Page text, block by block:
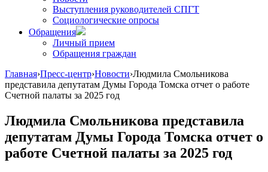
Выступления руководителей СПГТ
Социологические опросы
Обращения
Личный прием
Обращения граждан
Главная›Пресс-центр›Новости›Людмила Смольникова
представила депутатам Думы Города Томска отчет о работе
Счетной палаты за 2025 год
Людмила Смольникова представила
депутатам Думы Города Томска отчет о
работе Счетной палаты за 2025 год